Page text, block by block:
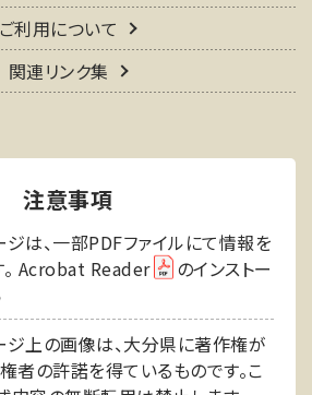
ご利用について
関連リンク集
注意事項
は、一部PDFファイルにて情報を
。 Acrobat Reader
のインストー
ジ上の画像は、大分県に著作権が
者の許諾を得ているものです。こ